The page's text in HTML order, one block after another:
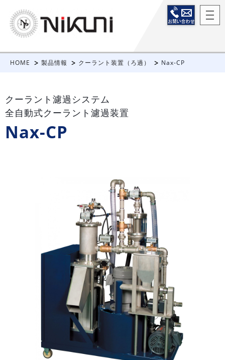
HOME 製品情報 クーラント装置（ろ過） Nax-CP
クーラント濾過システム
全自動式クーラント濾過装置
Nax-CP